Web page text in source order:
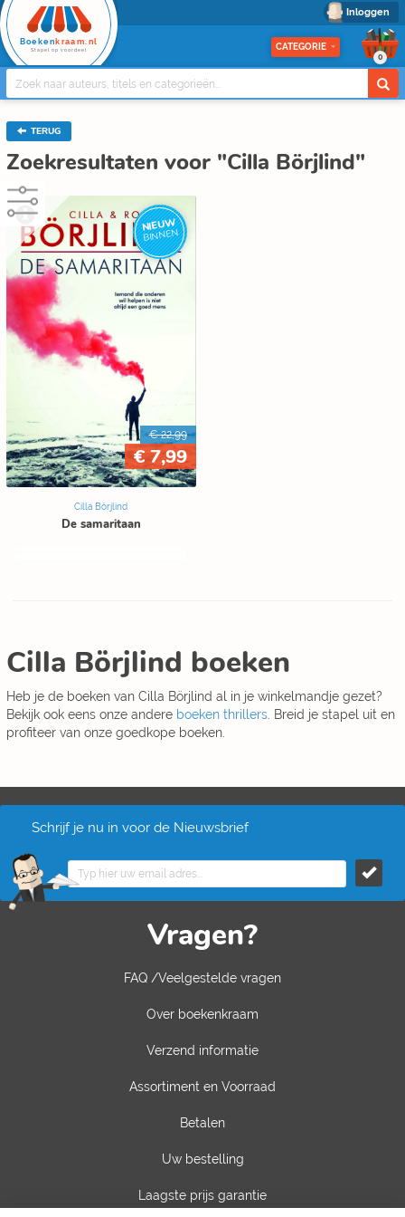
Inloggen
Boeken kraam.nl
Stapel op voordeel CATEGORIE
0
TERUG
Zoekresultaten voor "Cilla Börjlind"
NIEUW
BINNEN
€ 22,99
€ 7,99
Cilla Börjlind
De samaritaan
Cilla Börjlind boeken
Heb je de boeken van Cilla Börjlind al in je winkelmandje gezet?
Bekijk ook eens onze andere boeken thrillers. Breid je stapel uit en
profiteer van onze goedkope boeken.
Schrijf je nu in voor de Nieuwsbrief
Vragen?
FAQ /Veelgestelde vragen
Over boekenkraam
Verzend informatie
Assortiment en Voorraad
Betalen
Uw bestelling
Laagste prijs garantie